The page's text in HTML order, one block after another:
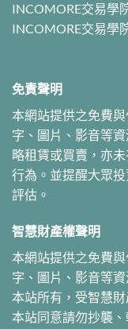
INCOMORE交易學
INCOMORE交易學
免責聲明
本網站提供之免費
字、圖片、影音等
略租賃或買賣，亦
行為。並提醒大眾
評估。
智慧財產權聲明
本網站提供之免費
字、圖片、影音等
本站所有，受智慧
本站同意請勿抄襲